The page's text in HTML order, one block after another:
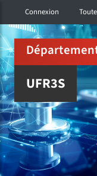
Accéder au menu principal
Accéder à la recherche
Accéder au pied de page
Connexion
menu
UFR3S